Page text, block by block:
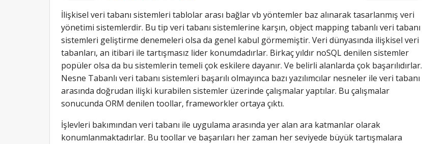
İlişkisel veri tabanı sistemleri tablolar arası bağlar vb yöntemler baz alınarak tasarlanmış veri
yönetimi sistemlerdir. Bu tip veri tabanı sistemlerine karşın, object mapping tabanlı veri tabanı
sistemleri geliştirme denemeleri olsa da genel kabul görmemiştir. Veri dünyasında ilişkisel veri
tabanları, an itibari ile tartışmasız lider konumdadırlar. Birkaç yıldır noSQL denilen sistemler
popüler olsa da bu sistemlerin temeli çok eskilere dayanır. Ve belirli alanlarda çok başarılıdırlar.
Nesne Tabanlı veri tabanı sistemleri başarılı olmayınca bazı yazılımcılar nesneler ile veri tabanı
arasında doğrudan ilişki kurabilen sistemler üzerinde çalışmalar yaptılar. Bu çalışmalar
sonucunda ORM denilen toollar, frameworkler ortaya çıktı.
İşlevleri bakımından veri tabanı ile uygulama arasında yer alan ara katmanlar olarak
konumlanmaktadırlar. Bu toollar ve başarıları her zaman her seviyede büyük tartışmalara